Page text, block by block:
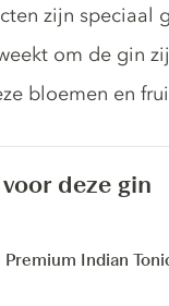
zijn speciaal
om de gin
bloemen en
deze gin
Premium Indian